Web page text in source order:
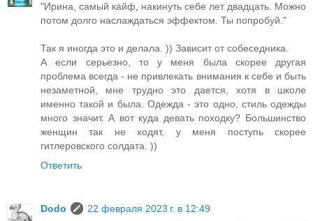
"Ирина, самый кайф, накинуть себе лет двадцать. Можно
потом долго наслаждаться эффектом. Ты попробуй."
Так я иногда это и делала. )) Зависит от собеседника.
А если серьезно, то у меня была скорее другая
проблема всегда - не привлекать внимания к себе и быть
незаметной, мне трудно это дается, хотя в школе
именно такой и была. Одежда - это одно, стиль одежды
много значит. А вот куда девать походку? Большинство
женщин так не ходят, у меня поступь скорее
гитлеровского солдата. ))
Ответить
Dodo
22 февраля 2023 г. в 12:49